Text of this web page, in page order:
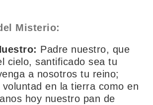
Misterio:
Padre nuestro, que
cielo, santificado sea tu
a nosotros tu reino;
voluntad en la tierra como en
hoy nuestro pan de